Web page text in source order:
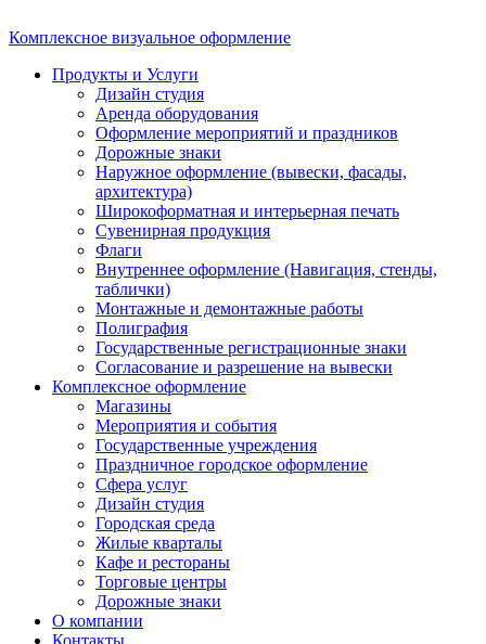
Комплексное визуальное оформление
Продукты и Услуги
Дизайн студия
Аренда оборудования
Оформление мероприятий и праздников
Дорожные знаки
Наружное оформление (вывески, фасады,
архитектура)
Широкоформатная и интерьерная печать
Сувенирная продукция
Флаги
Внутреннее оформление (Навигация, стенды,
таблички)
Монтажные и демонтажные работы
Полиграфия
Государственные регистрационные знаки
Согласование и разрешение на вывески
Комплексное оформление
Магазины
Мероприятия и события
Государственные учреждения
Праздничное городское оформление
Сфера услуг
Дизайн студия
Городская среда
Жилые кварталы
Кафе и рестораны
Торговые центры
Дорожные знаки
О компании
Контакты